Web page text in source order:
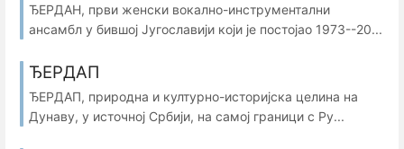
ЂЕРДАН, први женски вокално-инструментални
ансамбл у бившој Југославији који је постојао 1973--20...
ЂЕРДАП
ЂЕРДАП, природна и културно-историјска целина на
Дунаву, у источној Србији, на самој граници с Ру...